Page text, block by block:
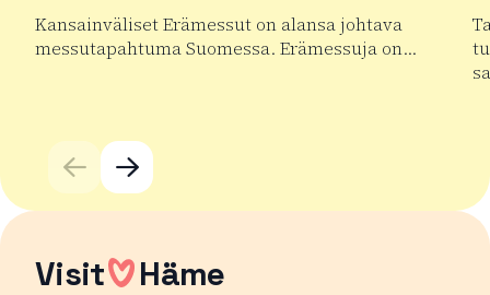
Kansainväliset Erämessut on alansa johtava
messutapahtuma Suomessa. Erämessuja on…
Visit Häme